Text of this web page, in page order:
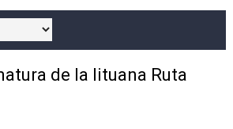
Regular season
fin para Chelsea Green, Chad
de la lituana Ruta